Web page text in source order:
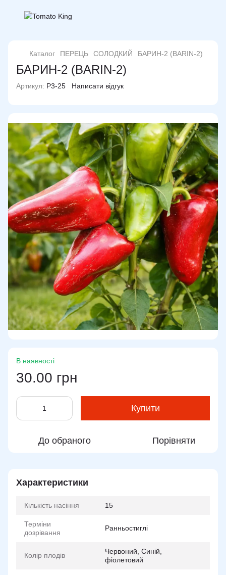
Каталог ПЕРЕЦЬ СОЛОДКИЙ БАРИН-2 (BARIN-2)
БАРИН-2 (BARIN-2)
Артикул: P3-25 Написати відгук
В наявності
30.00 грн
Купити
До обраного Порівняти
Характеристики
Кількість насіння 15
Терміни
дозрівання
Ранньостиглі
Колір плодів
Червоний, Синій,
фіолетовий